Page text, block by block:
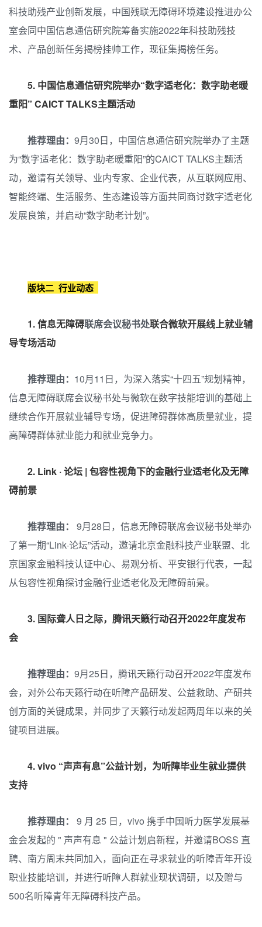
科技助残产业创新发展，中国残联无障碍环境建设推进办公
室会同中国信息通信研究院筹备实施2022年科技助残技
术、产品创新任务揭榜挂帅工作，现征集揭榜任务。
5. 中国信息通信研究院举办“数字适老化：数字助老暖
重阳” CAICT TALKS主题活动
推荐理由： 9月30日，中国信息通信研究院举办了主题
为“数字适老化：数字助老暖重阳”的CAICT TALKS主题活
动，邀请有关领导、业内专家、企业代表，从互联网应用、
智能终端、生活服务、生态建设等方面共同商讨数字适老化
发展良策，并启动“数字助老计划”。
版块二 行业动态
1. 信息无障碍联席会议秘书处联合微软开展线上就业辅
导专场活动
推荐理由： 10月11日，为深入落实“十四五”规划精神，
信息无障碍联席会议秘书处与微软在数字技能培训的基础上
继续合作开展就业辅导专场，促进障碍群体高质量就业，提
高障碍群体就业能力和就业竞争力。
2. Link · 论坛 | 包容性视角下的金融行业适老化及无障
碍前景
推荐理由：
9月28日，信息无障碍联席会议秘书处举办
了第一期“Link·论坛”活动，邀请北京金融科技产业联盟、北
京国家金融科技认证中心、易观分析、平安银行代表，一起
从包容性视角探讨金融行业适老化及无障碍前景。
3. 国际聋人日之际，腾讯天籁行动召开2022年度发布
会
推荐理由： 9月25日，腾讯天籁行动召开2022年度发布
会，对外公布天籁行动在听障产品研发、公益救助、产研共
创方面的关键成果，并同步了天籁行动发起两周年以来的关
键项目进展。
4.vivo “声声有息”公益计划，为听障毕业生就业提供
支持
推荐理由：
9 月 25 日，vivo 携手中国听力医学发展基
金会发起的 " 声声有息 " 公益计划启新程，并邀请BOSS 直
聘、南方周末共同加入，面向正在寻求就业的听障青年开设
职业技能培训，并进行听障人群就业现状调研，以及赠与
500名听障青年无障碍科技产品。